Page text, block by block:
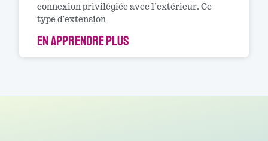
connexion privilégiée avec l’extérieur. Ce
type d’extension
EN APPRENDRE PLUS